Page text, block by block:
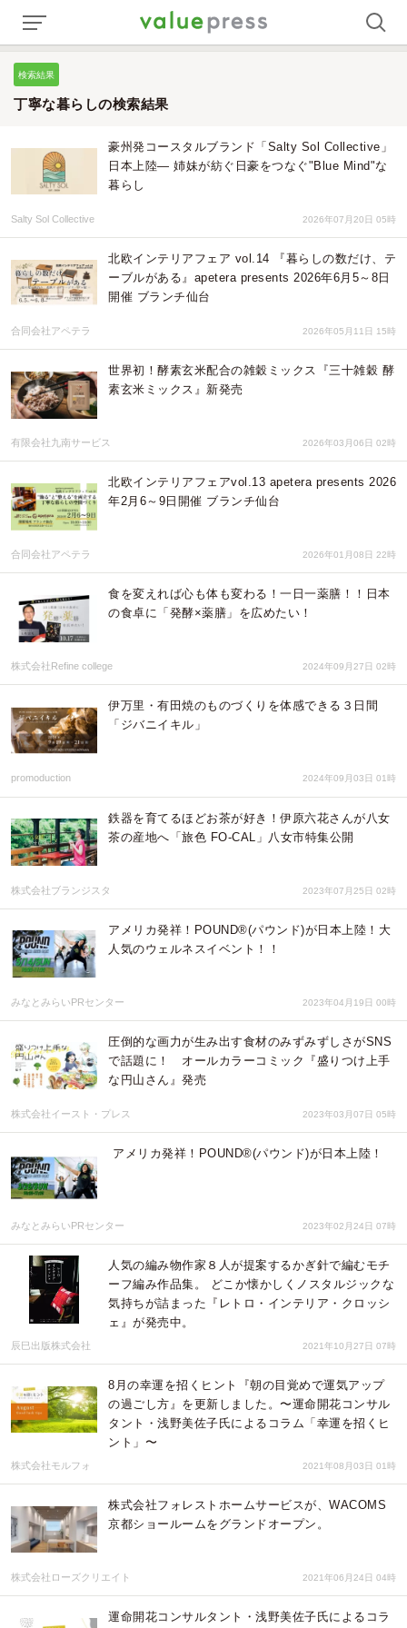
検索結果
丁寧な暮らしの検索結果
豪州発コースタルブランド「Salty Sol Collective」
日本上陸— 姉妹が紡ぐ日豪をつなぐ"Blue Mind"な
暮らし
Salty Sol Collective 2026年07月20日 05時
北欧インテリアフェア vol.14 『暮らしの数だけ、テ
ーブルがある』apetera presents 2026年6月5～8日
開催 ブランチ仙台
合同会社アペテラ 2026年05月11日 15時
世界初！酵素玄米配合の雑穀ミックス『三十雑穀 酵
素玄米ミックス』新発売
有限会社九南サービス 2026年03月06日 02時
北欧インテリアフェアvol.13 apetera presents 2026
年2月6～9日開催 ブランチ仙台
合同会社アペテラ 2026年01月08日 22時
食を変えれば心も体も変わる！一日一薬膳！！日本
の食卓に「発酵×薬膳」を広めたい！
株式会社Refine college 2024年09月27日 02時
伊万里・有田焼のものづくりを体感できる３日間
「ジバニイキル」
promoduction 2024年09月03日 01時
鉄器を育てるほどお茶が好き！伊原六花さんが八女
茶の産地へ「旅色 FO-CAL」八女市特集公開
株式会社ブランジスタ 2023年07月25日 02時
アメリカ発祥！POUND®︎(パウンド)が日本上陸！大
人気のウェルネスイベント！！
みなとみらいPRセンター 2023年04月19日 00時
圧倒的な画力が生み出す食材のみずみずしさがSNS
で話題に！ オールカラーコミック『盛りつけ上手
な円山さん』発売
株式会社イースト・プレス 2023年03月07日 05時
アメリカ発祥！POUND®︎(パウンド)が日本上陸！
みなとみらいPRセンター 2023年02月24日 07時
人気の編み物作家８人が提案するかぎ針で編むモチ
ーフ編み作品集。 どこか懐かしくノスタルジックな
気持ちが詰まった『レトロ・インテリア・クロッシ
ェ』が発売中。
辰巳出版株式会社 2021年10月27日 07時
​8月の幸運を招くヒント『朝の目覚めで運気アップ
の過ごし方』を更新しました。〜運命開花コンサル
タント・浅野美佐子氏によるコラム「幸運を招くヒ
ント」〜
株式会社モルフォ 2021年08月03日 01時
株式会社フォレストホームサービスが、WACOMS
京都ショールームをグランドオープン。
株式会社ローズクリエイト 2021年06月24日 04時
運命開花コンサルタント・浅野美佐子氏によるコラ